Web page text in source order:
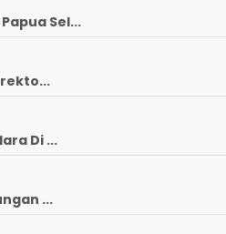
Sel...
Di ...
...